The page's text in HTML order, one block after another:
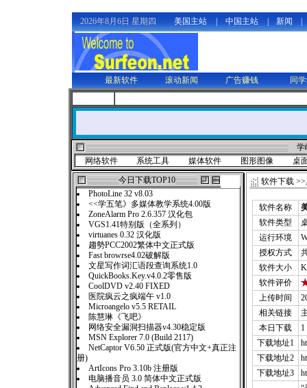
2026年8月6日 星期四 美国主站 中国主站 新闻
最新软件 滚动新闻 广告赚钱 同
学
网络软件
系统工具 媒体软件 图形图像
桌
今日下载TOP10
PhotoLine 32 v8.03
<<学五笔》多媒体教学系统4.00版
ZoneAlarm Pro 2.6.357 汉化包
VGS1.41特别版（全系列）
virtuanes 0.32 汉化版
趨勢PCC2002繁体中文正式版
Fast browrse4.02破解版
文星写作词汇语段查询系统1.0
QuickBooks.Key.v4.0.2零售版
CoolDVD v2.40 FIXED
医院疯云之疯端午 v1.0
Microangelo v5.5 RETAIL
陈慧琳《飞吧》
网络安全漏洞扫描器v4.30稳定版
MSN Explorer 7.0 (Build 2117)
NetCaptor V6.50 正式版(官方中文+真正注
册)
ArtIcons Pro 3.10b 注册版
电脑播音员 3.0 简体中文正式版
软件下载 >>
软件名称
软件类型
运行环境
授权方式
软件大小
K
软件评价
上传时间
相关链接
本日下载
下载地址1
下载地址2
下载地址3